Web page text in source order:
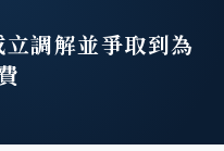
調解並爭取到為